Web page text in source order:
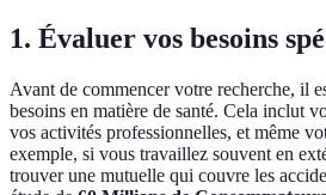
1. Évaluer vos besoins
Avant de commencer votre recherche, il
besoins en matière de santé. Cela inclut
vos activités professionnelles, et même
exemple, si vous travaillez souvent en
trouver une mutuelle qui couvre les